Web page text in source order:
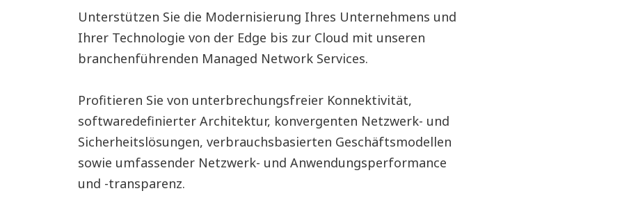
Unterstützen Sie die Modernisierung Ihres Unternehmens und
Ihrer Technologie von der Edge bis zur Cloud mit unseren
branchenführenden Managed Network Services.
Profitieren Sie von unterbrechungsfreier Konnektivität,
softwaredefinierter Architektur, konvergenten Netzwerk- und
Sicherheitslösungen, verbrauchsbasierten Geschäftsmodellen
sowie umfassender Netzwerk- und Anwendungsperformance
und -transparenz.